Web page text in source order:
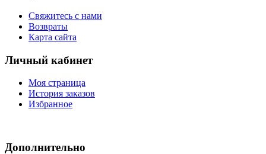
Свяжитесь с нами
Возвраты
Карта сайта
Личный кабинет
Моя страница
История заказов
Избранное
Дополнительно